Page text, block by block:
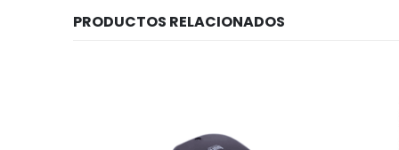
PRODUCTOS RELACIONADOS